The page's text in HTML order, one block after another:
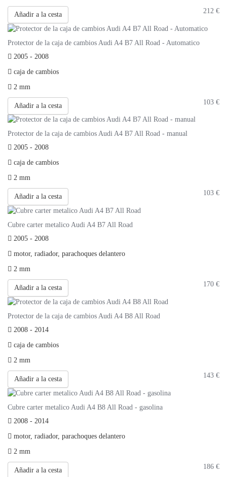
Añadir a la cesta 212 €
Protector de la caja de cambios Audi A4 B7 All Road - Automatico
2005 - 2008
caja de cambios
2 mm
Añadir a la cesta 103 €
Protector de la caja de cambios Audi A4 B7 All Road - manual
2005 - 2008
caja de cambios
2 mm
Añadir a la cesta 103 €
Cubre carter metalico Audi A4 B7 All Road
2005 - 2008
motor, radiador, parachoques delantero
2 mm
Añadir a la cesta 170 €
Protector de la caja de cambios Audi A4 B8 All Road
2008 - 2014
caja de cambios
2 mm
Añadir a la cesta 143 €
Cubre carter metalico Audi A4 B8 All Road - gasolina
2008 - 2014
motor, radiador, parachoques delantero
2 mm
Añadir a la cesta 186 €